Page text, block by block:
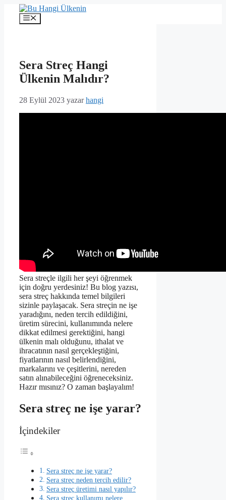
İçeriğe
Menü
Sera Streç Hangi
Ülkenin Malıdır?
28 Eylül 2023 yazarhangi
Sera streçle ilgili her şeyi öğrenmek
için doğru yerdesiniz! Bu blog yazısı,
sera streç hakkında temel bilgileri
sizinle paylaşacak. Sera streçin ne işe
yaradığını, neden tercih edildiğini,
üretim sürecini, kullanımında nelere
dikkat edilmesi gerektiğini, hangi
ülkenin malı olduğunu, ithalat ve
ihracatının nasıl gerçekleştiğini,
fiyatlarının nasıl belirlendiğini,
markalarını ve çeşitlerini, nereden
satın alınabileceğini öğreneceksiniz.
Hazır mısınız? O zaman başlayalım!
Sera streç ne işe yarar?
İçindekiler
Sera streç ne işe yarar?
Sera streç neden tercih edilir?
Sera streç üretimi nasıl yapılır?
Sera streç kullanımı nelere